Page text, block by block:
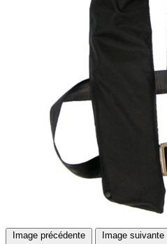
Image précédente Image suivante